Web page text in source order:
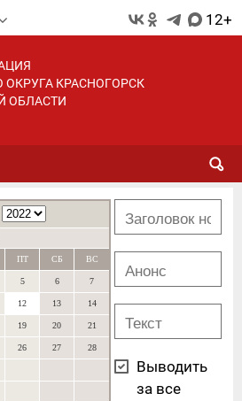
12+
ОКРУГА КРАСНОГОРСК
ОБЛАСТИ
ПТ СБ ВС
5 6 7
12 13 14
19 20 21
26 27 28
Выводить
за все